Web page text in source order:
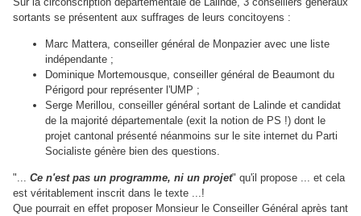
sortants se présentent aux suffrages de leurs concitoyens :
Marc Mattera, conseiller général de Monpazier avec une liste
indépendante ;
Dominique Mortemousque, conseiller général de Beaumont du
Périgord pour représenter l'UMP ;
Serge Merillou, conseiller général sortant de Lalinde et candidat
de la majorité départementale (exit la notion de PS !) dont le
projet cantonal présenté néanmoins sur le site internet du Parti
Socialiste génère bien des questions.
"... Ce n'est pas un programme, ni un projet" qu'il propose ... et cela
est véritablement inscrit dans le texte ...!
Que pourrait en effet proposer Monsieur le Conseiller Général après tant